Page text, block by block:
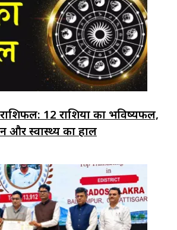
12 राशियों का भविष्यफल,
और स्वास्थ्य का हाल